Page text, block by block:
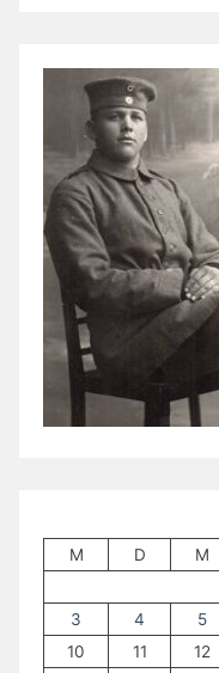
M
D M
3
4 5
10
11 12